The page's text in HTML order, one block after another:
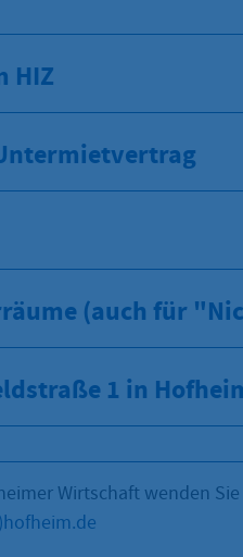
HIZ
(auch für
1 in
Wirtschaft wenden